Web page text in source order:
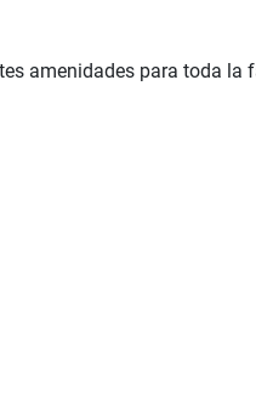
amenidades para toda la